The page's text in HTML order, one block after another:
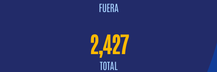
FUERA
2,427
TOTAL